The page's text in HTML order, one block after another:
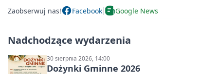
Zaobserwuj nas! Facebook Google News
Nadchodzące wydarzenia
30 sierpnia 2026, 14:00
Dożynki Gminne 2026